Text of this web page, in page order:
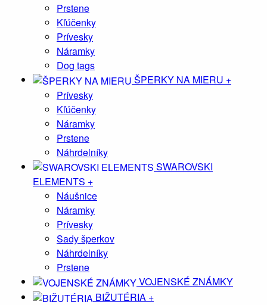
Prstene
Kľúčenky
Prívesky
Náramky
Dog tags
ŠPERKY NA MIERU +
Prívesky
Kľúčenky
Náramky
Prstene
Náhrdelníky
SWAROVSKI
ELEMENTS +
Náušnice
Náramky
Prívesky
Sady šperkov
Náhrdelníky
Prstene
VOJENSKÉ ZNÁMKY
BIŽUTÉRIA +